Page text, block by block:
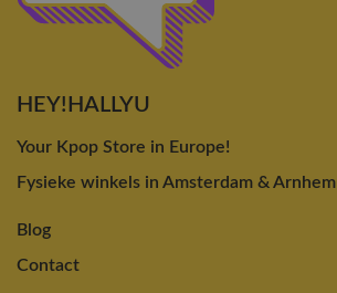
HEY!HALLYU
Your Kpop Store in Europe!
Fysieke winkels in Amsterdam & Arnhem
Blog
Contact